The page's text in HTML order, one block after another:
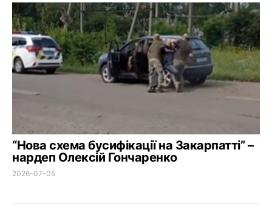
“Нова схема бусифікації на Закарпатті” –
нардеп Олексій Гончаренко
2026-07-05